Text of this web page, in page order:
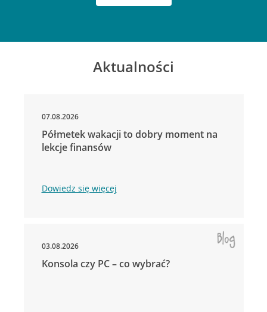
Aktualności
07.08.2026
Półmetek wakacji to dobry moment na
lekcje finansów
Dowiedz się więcej
03.08.2026
Konsola czy PC – co wybrać?